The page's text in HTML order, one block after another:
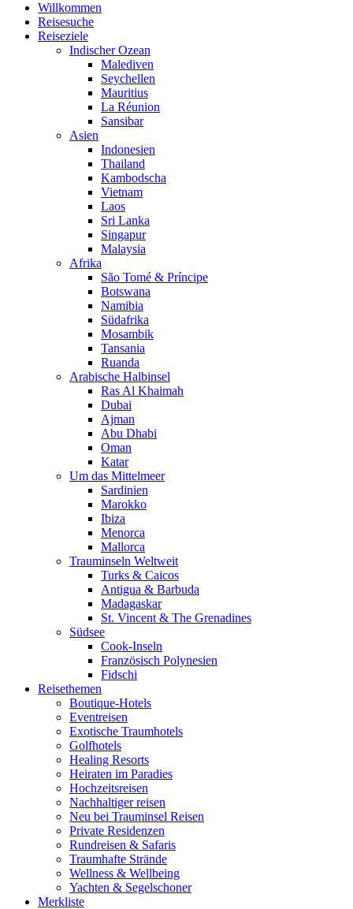
Willkommen
Reisesuche
Reiseziele
Indischer Ozean
Malediven
Seychellen
Mauritius
La Réunion
Sansibar
Asien
Indonesien
Thailand
Kambodscha
Vietnam
Laos
Sri Lanka
Singapur
Malaysia
Afrika
São Tomé & Príncipe
Botswana
Namibia
Südafrika
Mosambik
Tansania
Ruanda
Arabische Halbinsel
Ras Al Khaimah
Dubai
Ajman
Abu Dhabi
Oman
Katar
Um das Mittelmeer
Sardinien
Marokko
Ibiza
Menorca
Mallorca
Trauminseln Weltweit
Turks & Caicos
Antigua & Barbuda
Madagaskar
St. Vincent & The Grenadines
Südsee
Cook-Inseln
Französisch Polynesien
Fidschi
Reisethemen
Boutique-Hotels
Eventreisen
Exotische Traumhotels
Golfhotels
Healing Resorts
Heiraten im Paradies
Hochzeitsreisen
Nachhaltiger reisen
Neu bei Trauminsel Reisen
Private Residenzen
Rundreisen & Safaris
Traumhafte Strände
Wellness & Wellbeing
Yachten & Segelschoner
Merkliste